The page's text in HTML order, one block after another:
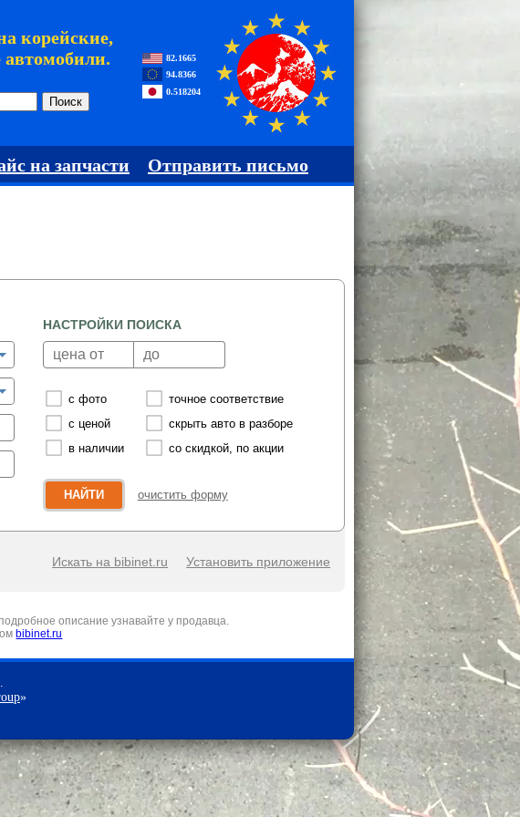
корейские,
автомобили.
82.1665
94.8366
0.518204
на запчасти Отправить письмо
НАСТРОЙКИ ПОИСКА
с фото
точное соответствие
с ценой
скрыть авто в разборе
в наличии
со скидкой, по акции
НАЙТИ очистить форму
Искать на bibinet.ru Установить приложение
описание узнавайте у продавца.
bibinet.ru
»